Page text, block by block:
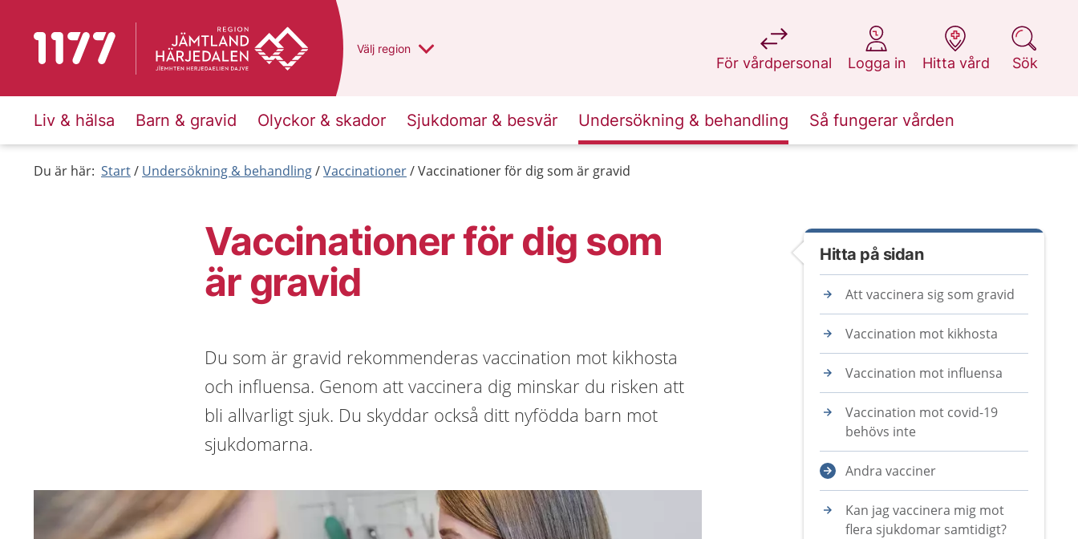
Till startsidan för 1177 Du har valt region
Välj en annan
region
För vårdpersonal
på 1177.se
Logga in
på 1177.se
Hitta vård
på 1177.se
Sök
på 1177.se
Liv & hälsa Barn & gravid Olyckor & skador Sjukdomar & besvär Undersökning & behandling Så fungerar vården
Du är här: Start Undersökning & behandling Vaccinationer Vaccinationer för dig som är gravid
Vaccinationer för dig som
är gravid
Du som är gravid rekommenderas vaccination mot kikhosta
och influensa. Genom att vaccinera dig minskar du risken att
bli allvarligt sjuk. Du skyddar också ditt nyfödda barn mot
sjukdomarna.
Hitta på sidan
Att vaccinera sig som gravid
Vaccination mot kikhosta
Vaccination mot influensa
Vaccination mot covid-19
behövs inte
Andra vacciner
Kan jag vaccinera mig mot
flera sjukdomar samtidigt?